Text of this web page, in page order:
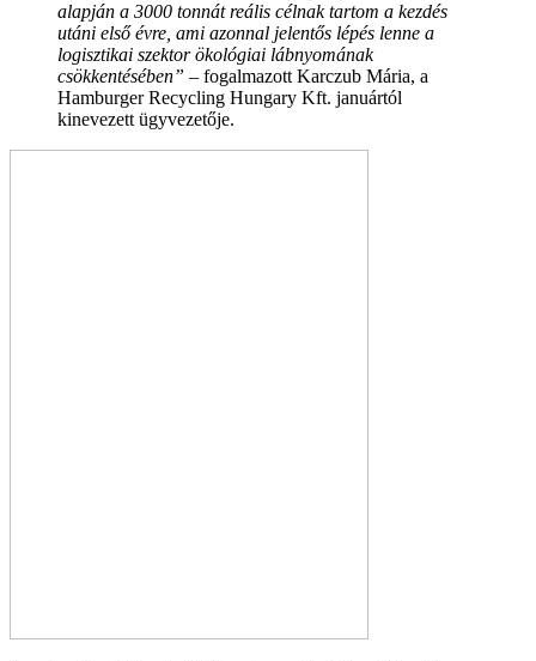
alapján a 3000 tonnát reális célnak tartom a kezdés
utáni első évre, ami azonnal jelentős lépés lenne a
logisztikai szektor ökológiai lábnyomának
csökkentésében” – fogalmazott Karczub Mária, a
Hamburger Recycling Hungary Kft. januártól
kinevezett ügyvezetője.